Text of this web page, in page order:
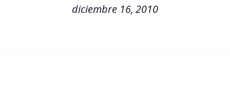
diciembre 16, 2010